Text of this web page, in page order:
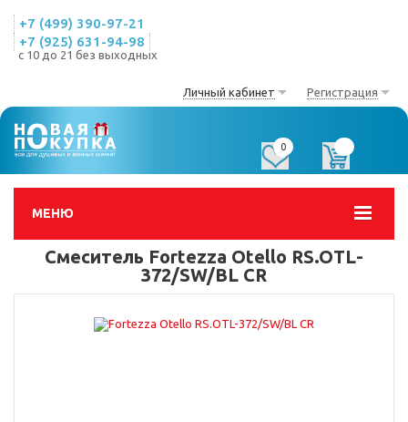
+7 (499) 390-97-21
+7 (925) 631-94-98
с 10 до 21 без выходных
Личный кабинет Регистрация
МЕНЮ
0
Смеситель Fortezza Otello RS.OTL-
372/SW/BL CR